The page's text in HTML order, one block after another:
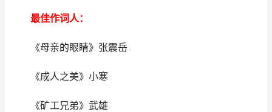
最佳作词人：
《母亲的眼睛》张震岳
《成人之美》小寒
《矿工兄弟》武雄